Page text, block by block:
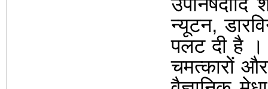
न्यूटन,
पलट दी है
चमत्कारों